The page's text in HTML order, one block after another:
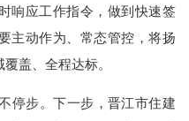
响应工作指令，做到快速签
主动作为、常态管控，将扬
盖、全程达标。
停步。下一步，晋江市住建